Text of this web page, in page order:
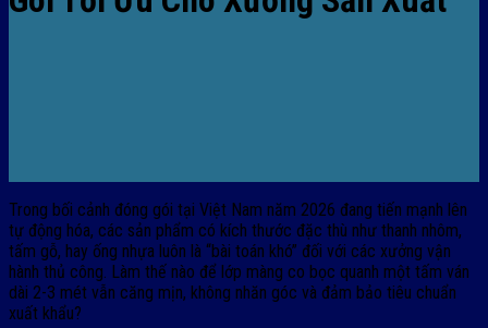
Trong bối cảnh đóng gói tại Việt Nam năm 2026 đang tiến mạnh lên
tự động hóa, các sản phẩm có kích thước đặc thù như thanh nhôm,
tấm gỗ, hay ống nhựa luôn là “bài toán khó” đối với các xưởng vận
hành thủ công. Làm thế nào để lớp màng co bọc quanh một tấm ván
dài 2-3 mét vẫn căng mịn, không nhăn góc và đảm bảo tiêu chuẩn
xuất khẩu?